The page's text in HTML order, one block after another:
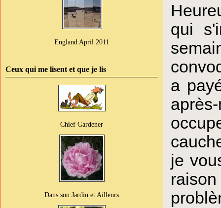
England April 2011
Ceux qui me lisent et que je lis
Chief Gardener
Dans son Jardin et Ailleurs
qui
a
je